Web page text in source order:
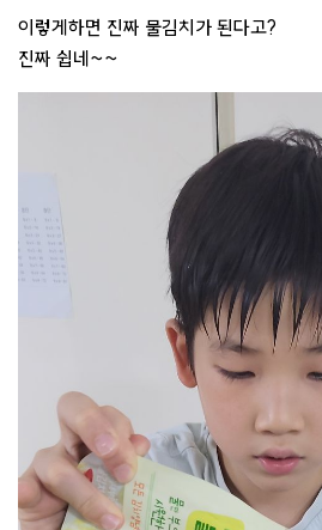
이렇게하면 진짜 물김치가 된다고?
진짜 쉽네~~